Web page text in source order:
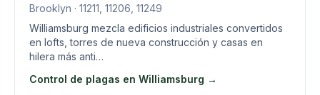
Brooklyn · 11211, 11206, 11249
Williamsburg mezcla edificios industriales convertidos
en lofts, torres de nueva construcción y casas en
hilera más anti…
Control de plagas en Williamsburg →